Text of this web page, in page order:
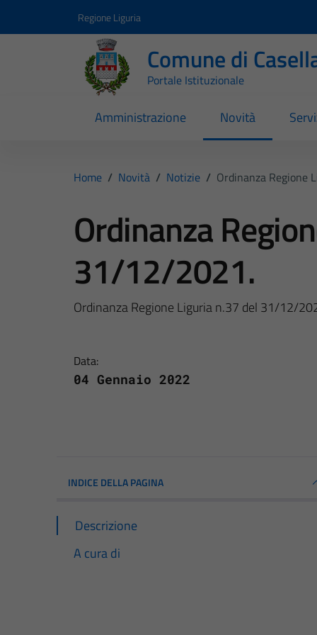
Regione Liguria
Comune di
Portale Istituzionale
Amministrazione Novità
Home / Novità / Notizie / Ordinanza Regione
Ordinanza
31/12/2021.
Ordinanza Regione Liguria n.37 del 31/12/
Data:
04 Gennaio 2022
INDICE DELLA PAGINA
Descrizione
A cura di